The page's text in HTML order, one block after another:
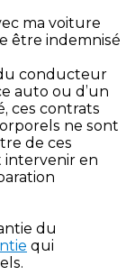
ma voiture
être indemnisé
conducteur
auto ou d’un
ces contrats
ne sont
de ces
intervenir en
du
qui